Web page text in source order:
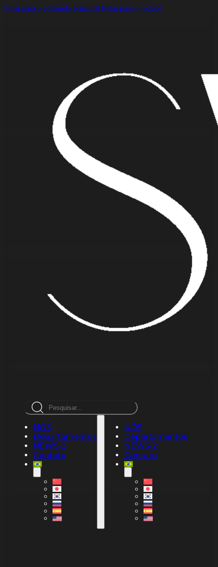
Pular para o conteúdo principal Pular para o rodapé
Pesquisar
NÓS
Departamentos
NEWS-2
Contato
NÓS
Departamentos
NEWS-2
Contato